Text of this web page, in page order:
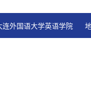
连外国语大学英语学院